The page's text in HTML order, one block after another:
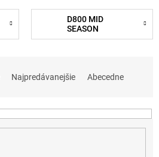
D800 MID
SEASON
Najpredávanejšie Abecedne